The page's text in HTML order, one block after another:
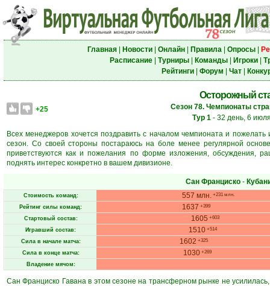
Главная| Новости| Онлайн| Правила| Опросы|
Расписание| Турниры| Команды| Игроки|
Рейтинги| Форум Чат|
Осторожный
+25
Сезон 78. Чемпионаты
Тур 1 - 32 день, 6
Всех менеджеров хочется поздравить с началом чемпионата и
сезон. Со своей стороны постараюсь на боле менее регулярной
приветствуются как и пожелания по форме изложения, обсуждения,
поднять интерес конкретно в вашем дивизионе.
Сан Франциско -
Стоимость команд: 557 млн. +231 млн.
Рейтинг силы команд: 1637 +399
Стартовый состав: 1605 +603
Игравший состав: 1510+514
Сила в начале матча: 1602 +325
Сила в конце матча: 1030+269
Владение мячом:
Сан Франциско Гавана в этом сезоне на трансферном рынке не